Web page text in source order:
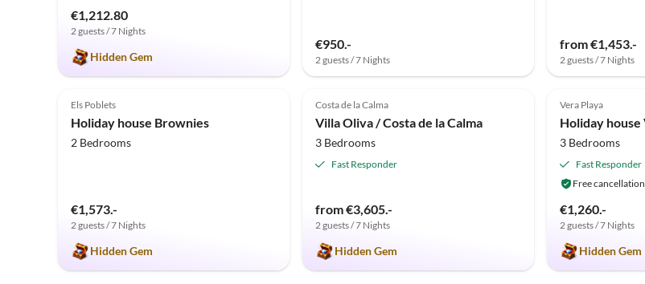
€1,212.80
2 guests / 7 Nights
Hidden Gem
€950.-
2 guests / 7 Nights
from €1,453.-
2 guests / 7 Nights
5.0 (3)
Els Poblets
Holiday house Brownies
2 Bedrooms
€1,573.-
2 guests / 7 Nights
Hidden Gem
5.0 (3)
Costa de la Calma
Villa Oliva / Costa de la Calma
3 Bedrooms
Fast Responder
from €3,605.-
2 guests / 7 Nights
Hidden Gem
5.0 (1)
Vera Playa
3 Bedrooms
Fast Responder
Free cancellation
€1,260.-
2 guests / 7 Nights
Hidden Gem